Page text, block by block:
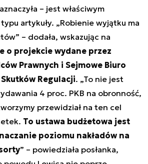
– jest właściwym
artykuły. „Robienie wyjątku ma
– dodała, wskazując na
o projekcie wydane przez
Prawnych i Sejmowe Biuro
Regulacji. „To nie jest
4 proc. PKB na obronność,
przewidział na ten cel
To ustawa budżetowa jest
poziomu nakładów na
” – powiedziała posłanka,